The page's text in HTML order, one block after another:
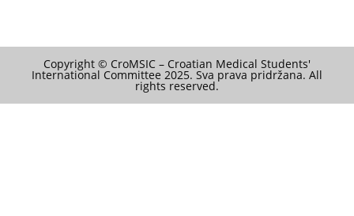
Copyright © CroMSIC – Croatian Medical Students'
International Committee 2025. Sva prava pridržana. All
rights reserved.